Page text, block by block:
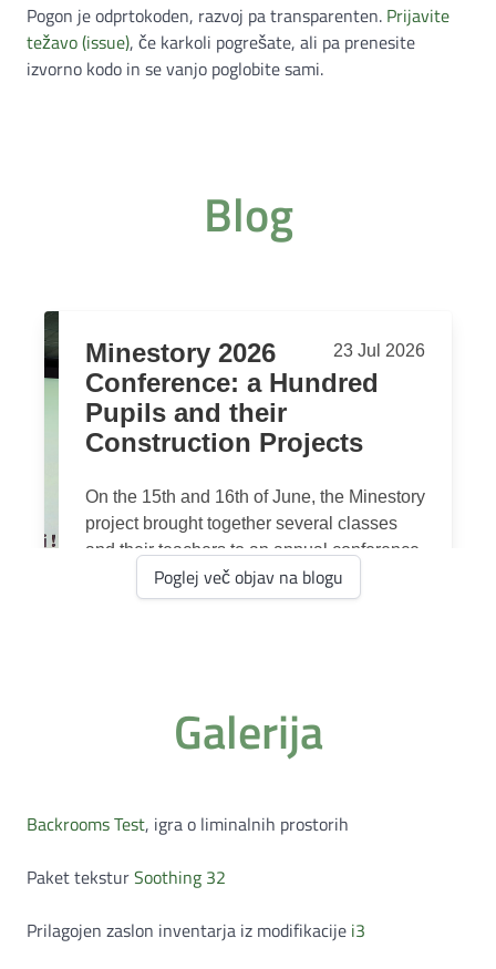
Pogon je odprtokoden, razvoj pa transparenten. Prijavite
težavo (issue), če karkoli pogrešate, ali pa prenesite
izvorno kodo in se vanjo poglobite sami.
Blog
Poglej več objav na blogu
Galerija
Backrooms Test, igra o liminalnih prostorih
Paket teksturSoothing 32
Prilagojen zaslon inventarja iz modifikacije i3